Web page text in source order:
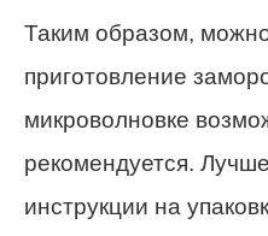
Таким образом, можно
приготовление
микроволновке
рекомендуется.
инструкции на